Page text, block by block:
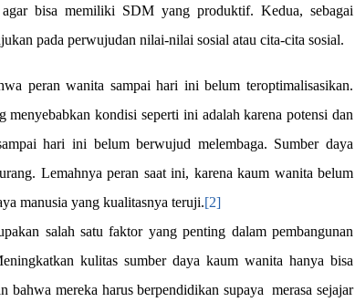
bisa memiliki SDM yang produktif. Kedua, sebagai
pada perwujudan nilai-nilai sosial atau cita-cita sosial.
peran wanita sampai hari ini belum teroptimalisasikan.
menyebabkan kondisi seperti ini adalah karena potensi dan
hari ini belum berwujud melembaga. Sumber daya
Lemahnya peran saat ini, karena kaum wanita belum
manusia yang kualitasnya teruji.[2]
salah satu faktor yang penting dalam pembangunan
kulitas sumber daya kaum wanita hanya bisa
bahwa mereka harus berpendidikan supaya
merasa sejajar